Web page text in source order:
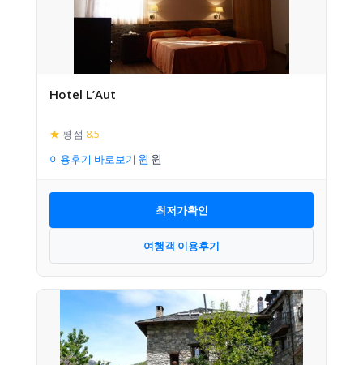
Hotel L’Aut
★ 평점 8.5
이용후기 바로보기
최저가확인
여행객 이용후기